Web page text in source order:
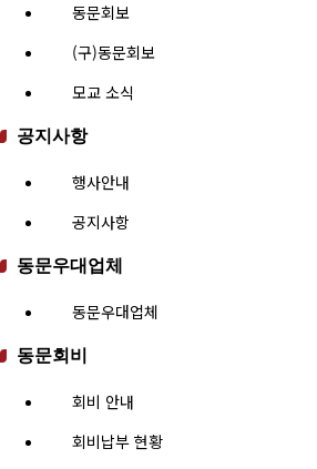
동문회보
(구)동문회보
모교 소식
공지사항
행사안내
공지사항
동문우대업체
동문우대업체
동문회비
회비 안내
회비납부 현황